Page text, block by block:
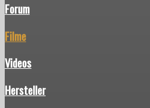
Forum
Filme
Videos
Hersteller